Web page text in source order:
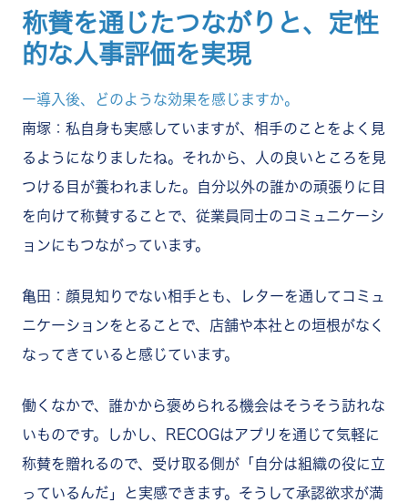
称賛を通じたつながりと、定性
的な人事評価を実現
ー導入後、どのような効果を感じますか。
南塚：私自身も実感していますが、相手のことをよく見
るようになりましたね。それから、人の良いところを見
つける目が養われました。自分以外の誰かの頑張りに目
を向けて称賛することで、従業員同士のコミュニケーシ
ョンにもつながっています。
亀田：顔見知りでない相手とも、レターを通してコミュ
ニケーションをとることで、店舗や本社との垣根がなく
なってきていると感じています。
働くなかで、誰かから褒められる機会はそうそう訪れな
いものです。しかし、RECOGはアプリを通じて気軽に
称賛を贈れるので、受け取る側が「自分は組織の役に立
っているんだ」と実感できます。そうして承認欲求が満